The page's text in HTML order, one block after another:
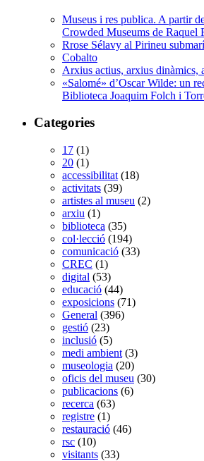
Museus i res publica. A partir
Crowded Museums de Raquel
Rrose Sélavy al Pirineu submarí
Cobalto
Arxius actius, arxius dinàmics,
«Salomé» d’Oscar Wilde: un
Biblioteca Joaquim Folch i
Categories
17 (1)
20 (1)
accessibilitat (18)
activitats (39)
artistes al museu (2)
arxiu (1)
biblioteca (35)
col·lecció (194)
comunicació (33)
CREC (1)
digital (53)
educació (44)
exposicions (71)
General (396)
gestió (23)
inclusió (5)
medi ambient (3)
museologia (20)
oficis del museu (30)
publicacions (6)
recerca (63)
registre (1)
restauració (46)
rsc (10)
visitants (33)